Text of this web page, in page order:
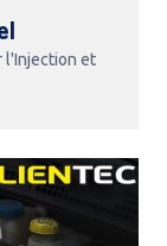
l'Injection et